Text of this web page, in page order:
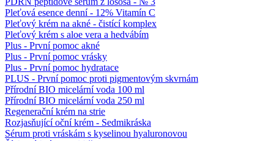
Pleťová esence denní - 12% Vitamín C
Pleťový krém na akné - čistící komplex
Pleťový krém s aloe vera a hedvábím
Plus - První pomoc akné
Plus - První pomoc vrásky
Plus - První pomoc hydratace
PLUS - První pomoc proti pigmentovým skvrnám
Přírodní BIO micelární voda 100 ml
Přírodní BIO micelární voda 250 ml
Regenerační krém na strie
Rozjasňující oční krém - Sedmikráska
Sérum proti vráskám s kyselinou hyaluronovou